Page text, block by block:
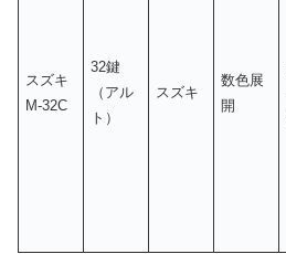
スズキ
M-32C
32鍵
（アル
ト）
スズキ
数色展
開